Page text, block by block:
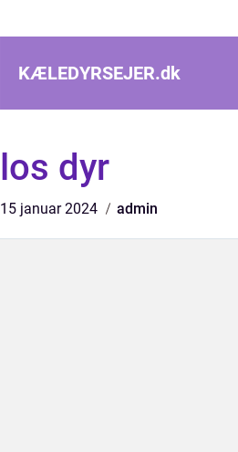
KÆLEDYRSEJER.dk
los dyr
15 januar 2024 admin